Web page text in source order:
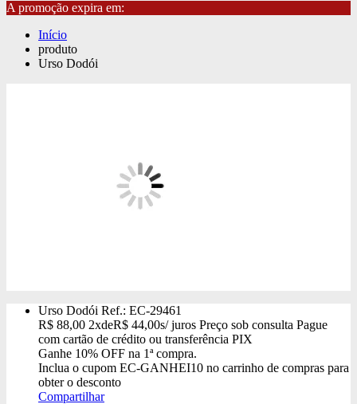
A promoção expira em:
Início
produto
Urso Dodói
Urso Dodói Ref.: EC-29461
R$ 88,00 2xdeR$ 44,00s/ juros Preço sob consulta Pague
com cartão de crédito ou transferência PIX
Ganhe 10% OFF na 1ª compra.
Inclua o cupom EC-GANHEI10 no carrinho de compras para
obter o desconto
Compartilhar